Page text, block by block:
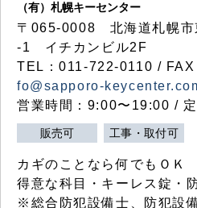
（有）札幌キーセンター
〒065-0008 北海道札幌市
-1 イチカンビル2F
TEL：011-722-0110 /
fo@sapporo-
営業時間：9:00〜19:00 / 定
販売可 工事・取付可
カギのことなら何でもＯＫ
得意な科目・キーレス錠・
※総合防犯設備士、防犯設